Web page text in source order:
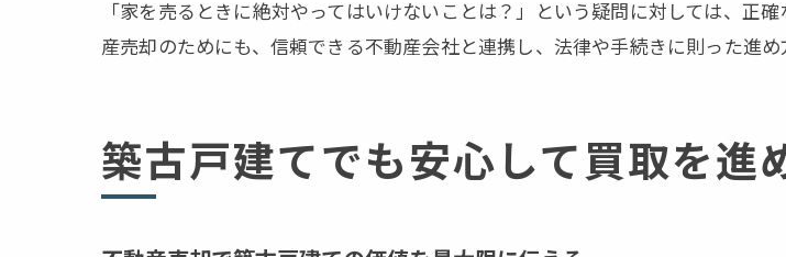
「家を売るときに絶対やってはいけないことは？」という疑問に対しては、正
産売却のためにも、信頼できる不動産会社と連携し、法律や手続きに則った進め
築古戸建てでも安心して買取を進